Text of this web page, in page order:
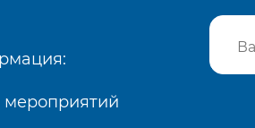
мероприятий